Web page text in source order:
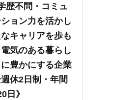
歴不問・コミュ
ョン力を活かし
キャリアを歩も
気のある暮らし
豊かにする企業
週休2日制・年間
日》